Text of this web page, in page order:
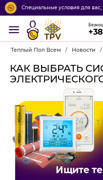
Специальные условия для
TPV
Теплый Пол Всем / Новости /
КАК ВЫБРАТЬ
Ищите